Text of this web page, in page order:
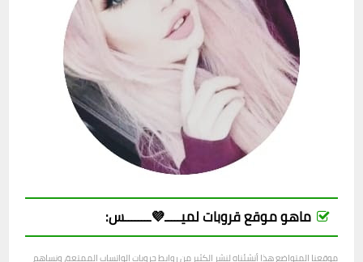
ماهو موقع قروبات لميـــــ💜ــــــــس:
موقعنا المتواضع هذا أنشئناه لنشر الكثير من روابط جروبات الواتساب الممتعة، ونساهم